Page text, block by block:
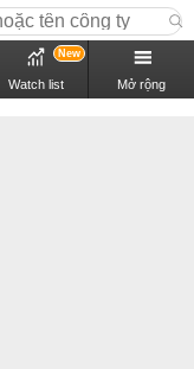
Watch list
New
Mở rộng